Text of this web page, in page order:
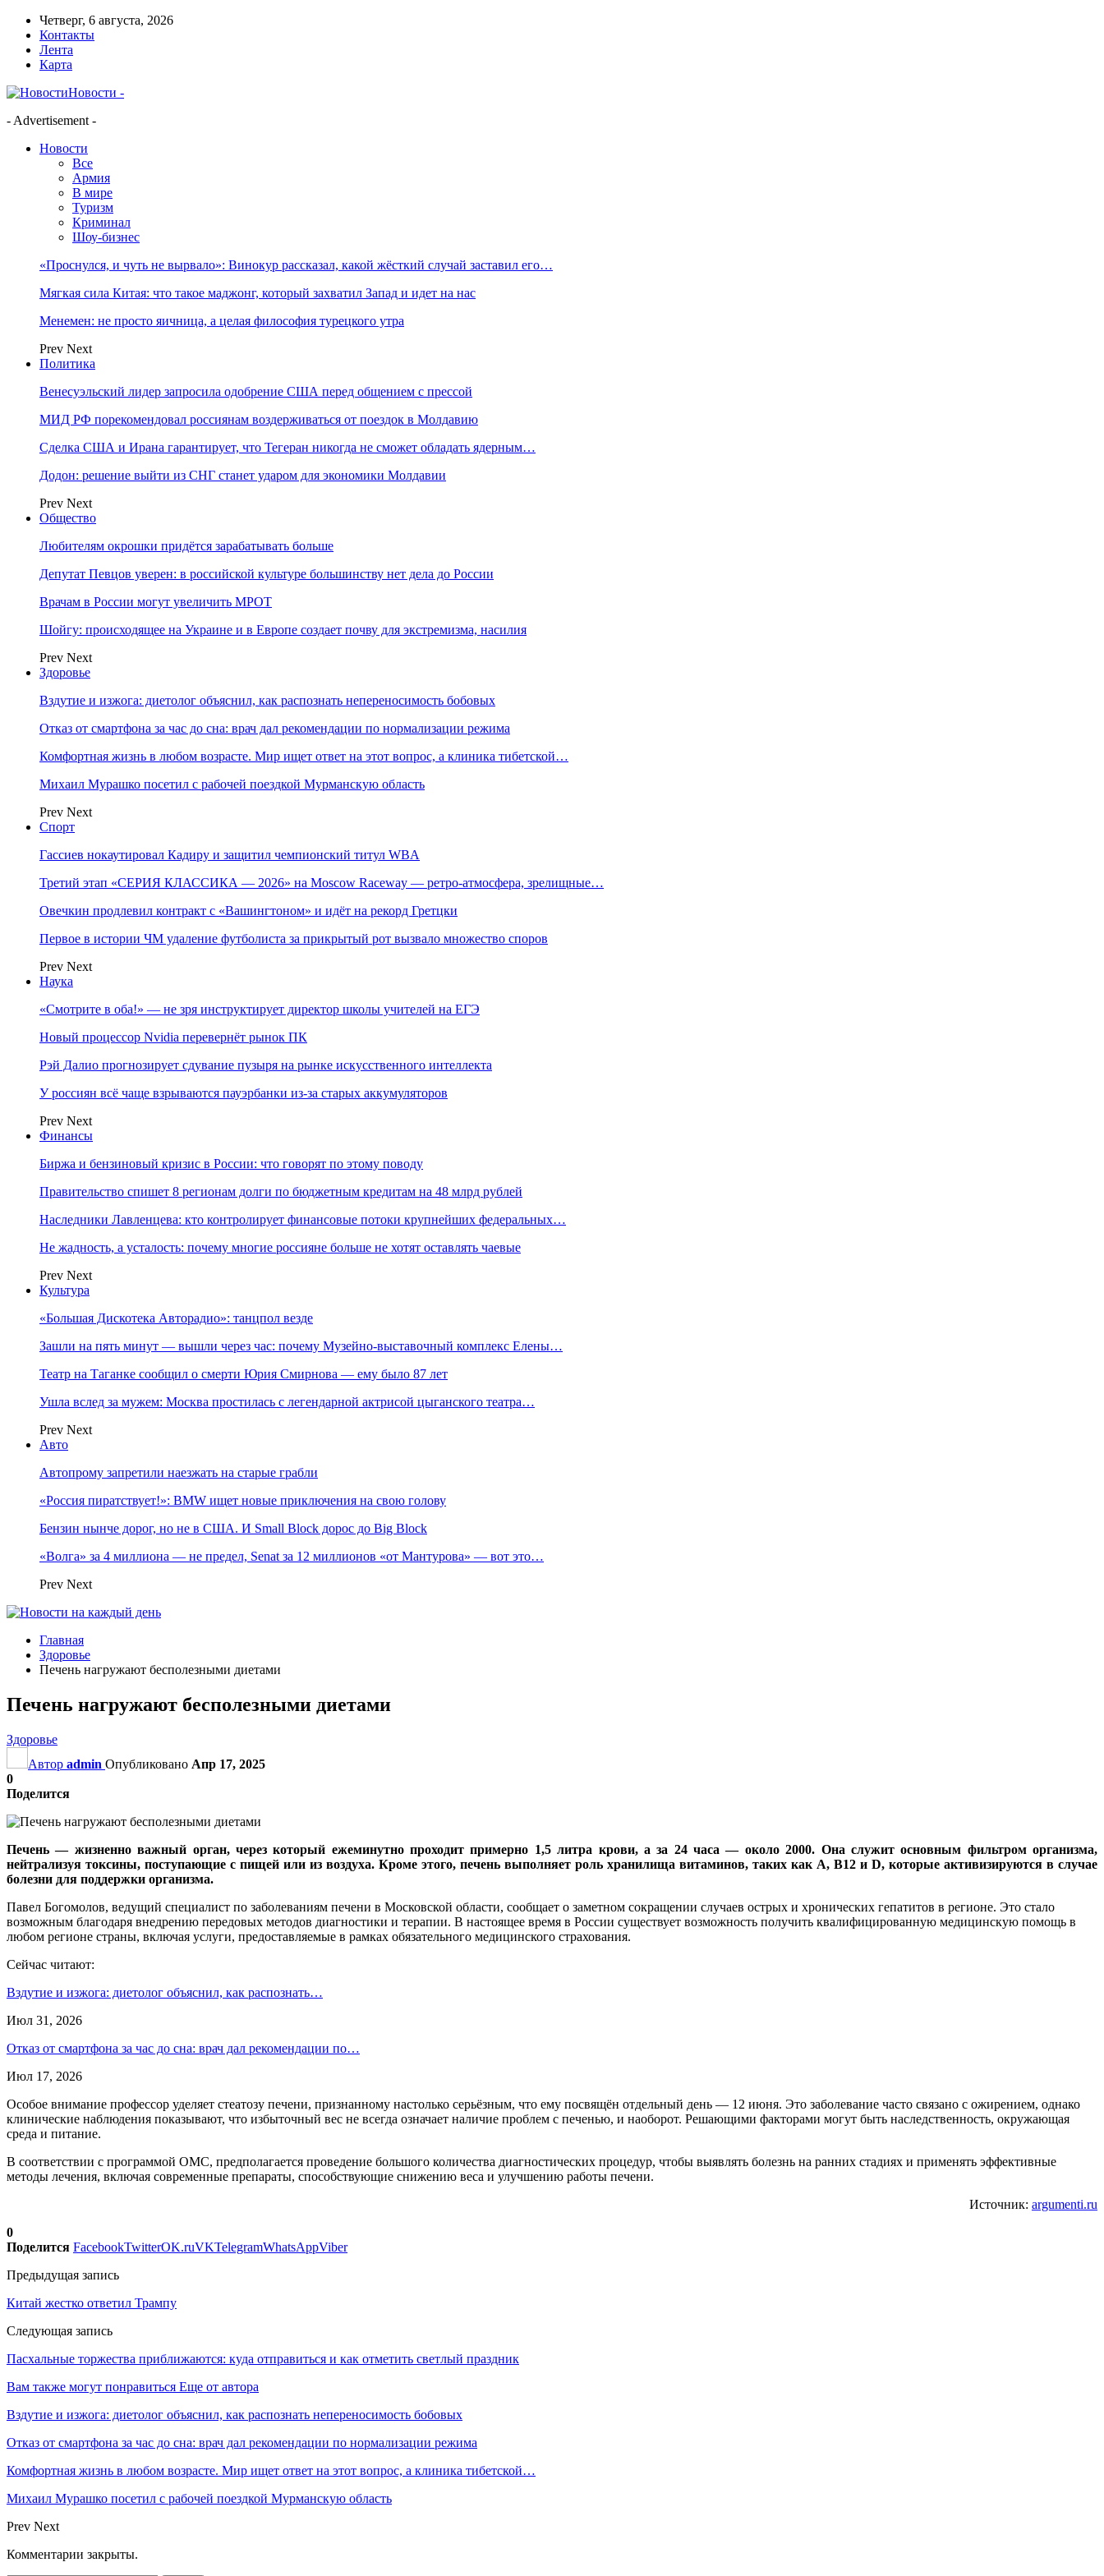
Четверг, 6 августа, 2026
Контакты
Лента
Карта
Новости -
- Advertisement -
Новости
Все
Армия
В мире
Туризм
Криминал
Шоу-бизнес
«Проснулся, и чуть не вырвало»: Винокур рассказал, какой жёсткий случай заставил его…
Мягкая сила Китая: что такое маджонг, который захватил Запад и идет на нас
Менемен: не просто яичница, а целая философия турецкого утра
Prev Next
Политика
Венесуэльский лидер запросила одобрение США перед общением с прессой
МИД РФ порекомендовал россиянам воздерживаться от поездок в Молдавию
Сделка США и Ирана гарантирует, что Тегеран никогда не сможет обладать ядерным…
Додон: решение выйти из СНГ станет ударом для экономики Молдавии
Prev Next
Общество
Любителям окрошки придётся зарабатывать больше
Депутат Певцов уверен: в российской культуре большинству нет дела до России
Врачам в России могут увеличить МРОТ
Шойгу: происходящее на Украине и в Европе создает почву для экстремизма, насилия
Prev Next
Здоровье
Вздутие и изжога: диетолог объяснил, как распознать непереносимость бобовых
Отказ от смартфона за час до сна: врач дал рекомендации по нормализации режима
Комфортная жизнь в любом возрасте. Мир ищет ответ на этот вопрос, а клиника тибетской…
Михаил Мурашко посетил с рабочей поездкой Мурманскую область
Prev Next
Спорт
Гассиев нокаутировал Кадиру и защитил чемпионский титул WBA
Третий этап «СЕРИЯ КЛАССИКА — 2026» на Moscow Raceway — ретро‑атмосфера, зрелищные…
Овечкин продлевил контракт с «Вашингтоном» и идёт на рекорд Гретцки
Первое в истории ЧМ удаление футболиста за прикрытый рот вызвало множество споров
Prev Next
Наука
«Смотрите в оба!» — не зря инструктирует директор школы учителей на ЕГЭ
Новый процессор Nvidia перевернёт рынок ПК
Рэй Далио прогнозирует сдувание пузыря на рынке искусственного интеллекта
У россиян всё чаще взрываются пауэрбанки из-за старых аккумуляторов
Prev Next
Финансы
Биржа и бензиновый кризис в России: что говорят по этому поводу
Правительство спишет 8 регионам долги по бюджетным кредитам на 48 млрд рублей
Наследники Лавленцева: кто контролирует финансовые потоки крупнейших федеральных…
Не жадность, а усталость: почему многие россияне больше не хотят оставлять чаевые
Prev Next
Культура
«Большая Дискотека Авторадио»: танцпол везде
Зашли на пять минут — вышли через час: почему Музейно-выставочный комплекс Елены…
Театр на Таганке сообщил о смерти Юрия Смирнова — ему было 87 лет
Ушла вслед за мужем: Москва простилась с легендарной актрисой цыганского театра…
Prev Next
Авто
Автопрому запретили наезжать на старые грабли
«Россия пиратствует!»: BMW ищет новые приключения на свою голову
Бензин нынче дорог, но не в США. И Small Block дорос до Big Block
«Волга» за 4 миллиона — не предел, Senat за 12 миллионов «от Мантурова» — вот это…
Prev Next
Главная
Здоровье
Печень нагружают бесполезными диетами
Печень нагружают бесполезными диетами
Здоровье
Автор admin Опубликовано Апр 17, 2025
0
Поделится
Печень — жизненно важный орган, через который ежеминутно проходит примерно 1,5 литра крови, а за 24 часа — около 2000. Она служит основным фильтром организма,
нейтрализуя токсины, поступающие с пищей или из воздуха. Кроме этого, печень выполняет роль хранилища витаминов, таких как A, B12 и D, которые активизируются в случае
болезни для поддержки организма.
Павел Богомолов, ведущий специалист по заболеваниям печени в Московской области, сообщает о заметном сокращении случаев острых и хронических гепатитов в регионе. Это стало
возможным благодаря внедрению передовых методов диагностики и терапии. В настоящее время в России существует возможность получить квалифицированную медицинскую помощь в
любом регионе страны, включая услуги, предоставляемые в рамках обязательного медицинского страхования.
Сейчас читают:
Вздутие и изжога: диетолог объяснил, как распознать…
Июл 31, 2026
Отказ от смартфона за час до сна: врач дал рекомендации по…
Июл 17, 2026
Особое внимание профессор уделяет стеатозу печени, признанному настолько серьёзным, что ему посвящён отдельный день — 12 июня. Это заболевание часто связано с ожирением, однако
клинические наблюдения показывают, что избыточный вес не всегда означает наличие проблем с печенью, и наоборот. Решающими факторами могут быть наследственность, окружающая
среда и питание.
В соответствии с программой ОМС, предполагается проведение большого количества диагностических процедур, чтобы выявлять болезнь на ранних стадиях и применять эффективные
методы лечения, включая современные препараты, способствующие снижению веса и улучшению работы печени.
Источник: argumenti.ru
0
Поделится FacebookTwitterOK.ruVKTelegramWhatsAppViber
Предыдущая запись
Китай жестко ответил Трампу
Следующая запись
Пасхальные торжества приближаются: куда отправиться и как отметить светлый праздник
Вам также могут понравиться Еще от автора
Вздутие и изжога: диетолог объяснил, как распознать непереносимость бобовых
Отказ от смартфона за час до сна: врач дал рекомендации по нормализации режима
Комфортная жизнь в любом возрасте. Мир ищет ответ на этот вопрос, а клиника тибетской…
Михаил Мурашко посетил с рабочей поездкой Мурманскую область
Prev Next
Комментарии закрыты.